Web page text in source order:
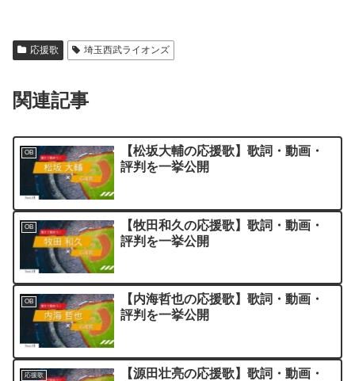
応援歌 埼玉西武ライオンズ
関連記事
OB
【松坂大輔の応援歌】歌詞・動画・
評判を一挙公開
OB
【牧田和久の応援歌】歌詞・動画・
評判を一挙公開
OB
【内海哲也の応援歌】歌詞・動画・
評判を一挙公開
応援歌
【源田壮亮の応援歌】歌詞・動画・